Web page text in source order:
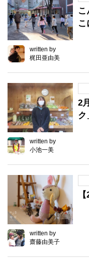
こ
written by
梶田亜由美
2
ク
written by
小池一美
written by
齋藤由美子